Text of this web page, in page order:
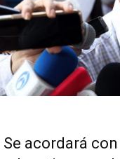
Se acordará